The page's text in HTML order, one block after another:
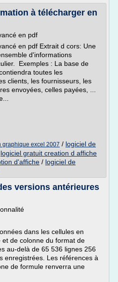
à télécharger en
en pdf
en pdf Extrait d cors: Une
d'informations
Exemples : La base de
toutes les
clients, les fournisseurs, les
envoyées, celles payées, ...
graphique excel 2007 / logiciel de
logiciel gratuit creation d affiche
d'affiche / logiciel de
versions antérieures
dans les cellules en
de colonne du format de
au-delà de 65 536 lignes 256
enregistrées. Les références à
de formule renverra une